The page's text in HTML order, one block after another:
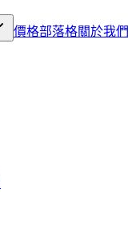
價格部落格關於我們